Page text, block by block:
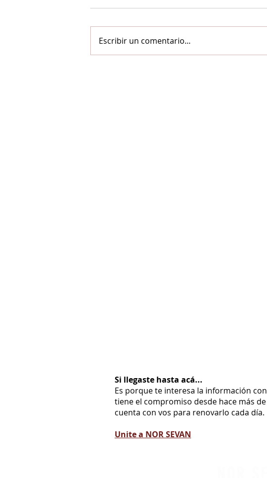
Escribir un comentario...
Si llegaste hasta acá...
Es porque te interesa la información
tiene el compromiso desde hace más
cuenta con vos para renovarlo cada día.
Unite a NOR SEVAN